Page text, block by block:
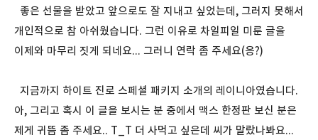
좋은 선물을 받았고 앞으로도 잘 지내고 싶었는데, 그러지 못해서
개인적으로 참 아쉬웠습니다. 그런 이유로 차일피일 미룬 글을
이제와 마무리 짓게 되네요... 그러니 연락 좀 주세요(응?)
지금까지 하이트 진로 스페셜 패키지 소개의 레이니아였습니다.
아, 그리고 혹시 이 글을 보시는 분 중에서 맥스 한정판 보신 분은
제게 귀뜸 좀 주세요.. T_T 더 사먹고 싶은데 씨가 말랐나봐요...